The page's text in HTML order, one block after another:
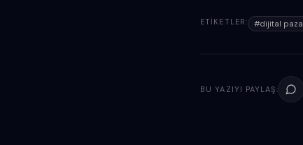
ETIKETLER: #dijital
BU YAZIYI PAYLAŞ: